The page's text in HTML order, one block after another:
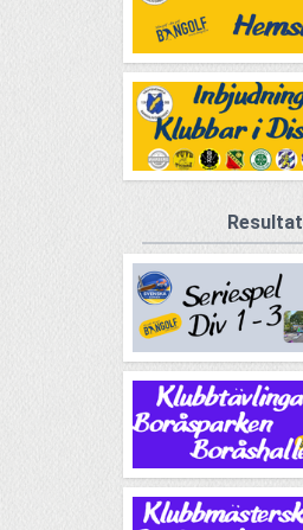
Resultat